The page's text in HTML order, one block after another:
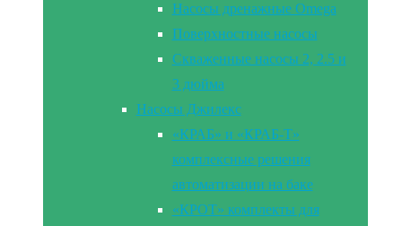
Насосы дренажные Omega
Поверхностные насосы
Скваженные насосы 2, 2.5 и
3 дюйма
Насосы Джилекс
«КРАБ» и «КРАБ-Т»
комплексные решения
автоматизации на баке
«КРОТ» комплекты для